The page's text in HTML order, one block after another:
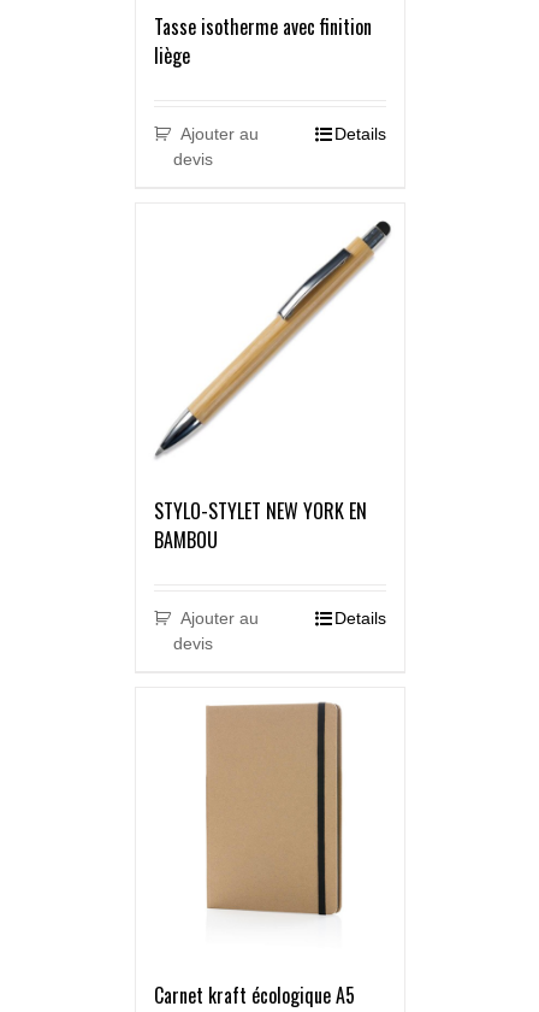
Tasse isotherme avec finition
liège
Ajouter au
devis
Details
STYLO-STYLET NEW YORK EN
BAMBOU
Ajouter au
devis
Details
Carnet kraft écologique A5